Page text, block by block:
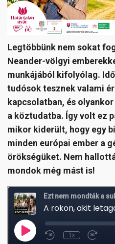
Legtöbbünk nem sokat
Neander-völgyi
munkájából kifolyólag.
tudósok tesznek valami
kapcsolatban, és
a köztudatba. Így volt ez
mikor kiderült, hogy egy
minden európai ember a
örökségüket. Nem
mondok még mást is!